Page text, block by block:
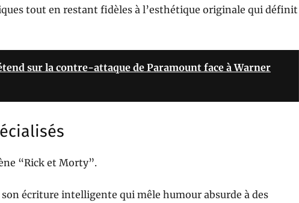
tout en restant fidèles à l’esthétique originale qui définit
sur la contre-attaque de Paramount face à Warner
“Rick et Morty”.
écriture intelligente qui mêle humour absurde à des